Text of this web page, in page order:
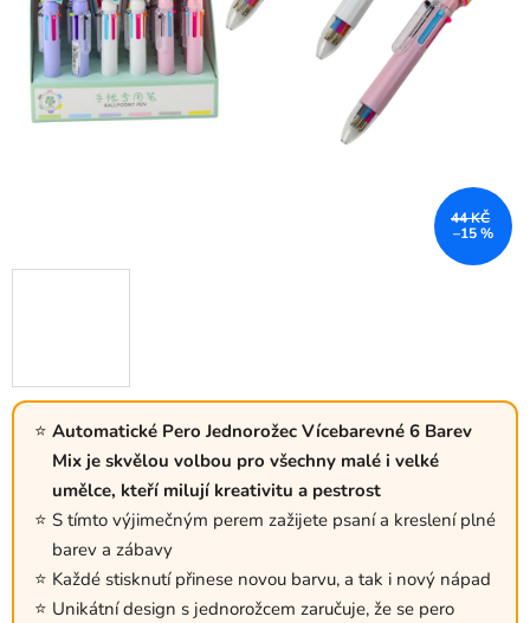
Automatické Pero Jednorožec Vícebarevné 6 Barev
Mix je skvělou volbou pro všechny malé i velké
umělce, kteří milují kreativitu a pestrost
S tímto výjimečným perem zažijete psaní a kreslení plné
barev a zábavy
Každé stisknutí přinese novou barvu, a tak i nový nápad
Unikátní design s jednorožcem zaručuje, že se pero
44 KČ
–15 %